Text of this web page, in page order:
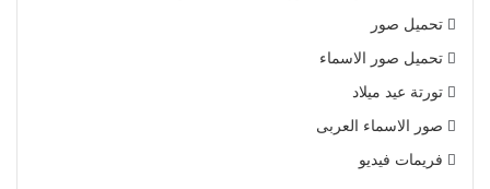
تحميل صور
تحميل صور الاسماء
تورتة عيد ميلاد
صور الاسماء العربى
فريمات فيديو